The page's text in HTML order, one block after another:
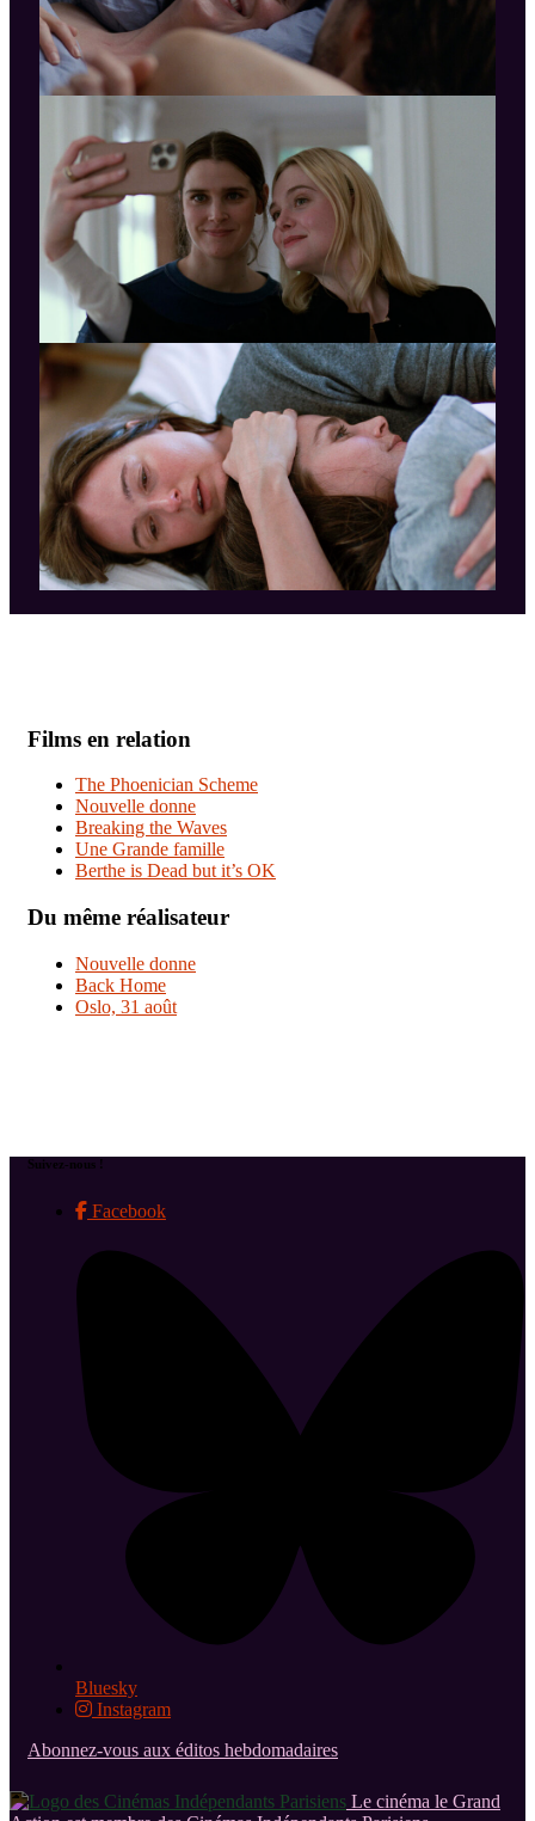
Films en relation
The Phoenician Scheme
Nouvelle donne
Breaking the Waves
Une Grande famille
Berthe is Dead but it’s OK
Du même réalisateur
Nouvelle donne
Back Home
Oslo, 31 août
Suivez-nous !
Facebook
Bluesky
Instagram
Abonnez-vous aux éditos hebdomadaires
Le cinéma le Grand